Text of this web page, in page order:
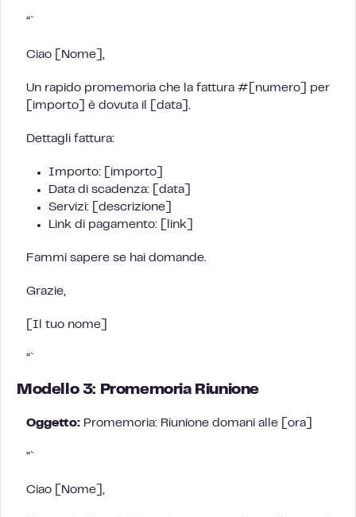
“`
Ciao [Nome],
Un rapido promemoria che la fattura #[numero] per
[importo] è dovuta il [data].
Dettagli fattura:
Importo: [importo]
Data di scadenza: [data]
Servizi: [descrizione]
Link di pagamento: [link]
Fammi sapere se hai domande.
Grazie,
[Il tuo nome]
“`
Modello 3: Promemoria Riunione
Oggetto: Promemoria: Riunione domani alle [ora]
“`
Ciao [Nome],